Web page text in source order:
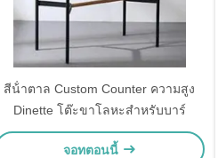
สีน้ําตาล Custom Counter ความสูง
Dinette โต๊ะขาโลหะสําหรับบาร์
จอทตอนนี้